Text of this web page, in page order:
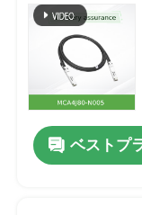
製品
動画
私たちについて
ベストプ